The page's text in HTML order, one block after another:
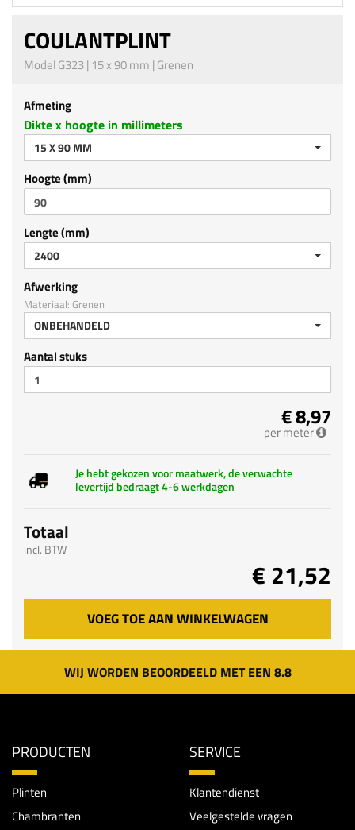
COULANTPLINT
Model G323 | 15 x 90 mm | Grenen
Afmeting
Dikte x hoogte in millimeters
15 X 90 MM
Hoogte (mm)
Lengte (mm)
2400
Afwerking
Materiaal: Grenen
ONBEHANDELD
Aantal stuks
€ 8,97
per meter
Je hebt gekozen voor maatwerk, de verwachte
levertijd bedraagt 4-6 werkdagen
Totaal
incl. BTW
€ 21,52
VOEG TOE AAN WINKELWAGEN
WIJ WORDEN BEOORDEELD MET EEN 8.8
PRODUCTEN
Plinten
Chambranten
SERVICE
Klantendienst
Veelgestelde vragen